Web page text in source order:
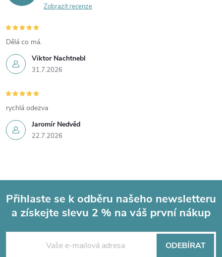
Zobrazit recenze
Viktor Nachtnebl
31.7.2026
Dělá co má.
Jaromír Nedvěd
22.7.2026
rychlá odezva
Přihlaste se k odběru našeho newsletteru
a získejte slevu 2 % na váš první nákup
ODEBÍRAT